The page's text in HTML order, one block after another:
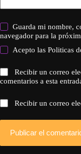
Guarda mi nombre,
navegador para la
Acepto lasPoliticas
Recibir un correo
comentarios a esta
Recibir un correo
Publicar el